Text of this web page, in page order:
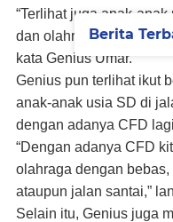
“Terlihat juga anak-
dan olahraga bersama
kata Genius Umar.
Genius pun terlihat ikut
anak-anak usia SD di
dengan adanya CFD
“Dengan adanya CFD
olahraga dengan
ataupun jalan santai,”
Selain itu, Genius juga
Berita